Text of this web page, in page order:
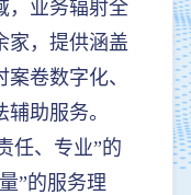
，业务辐射全
家，提供涵盖
卷数字化、
助服务。
任、专业”的
”的服务理